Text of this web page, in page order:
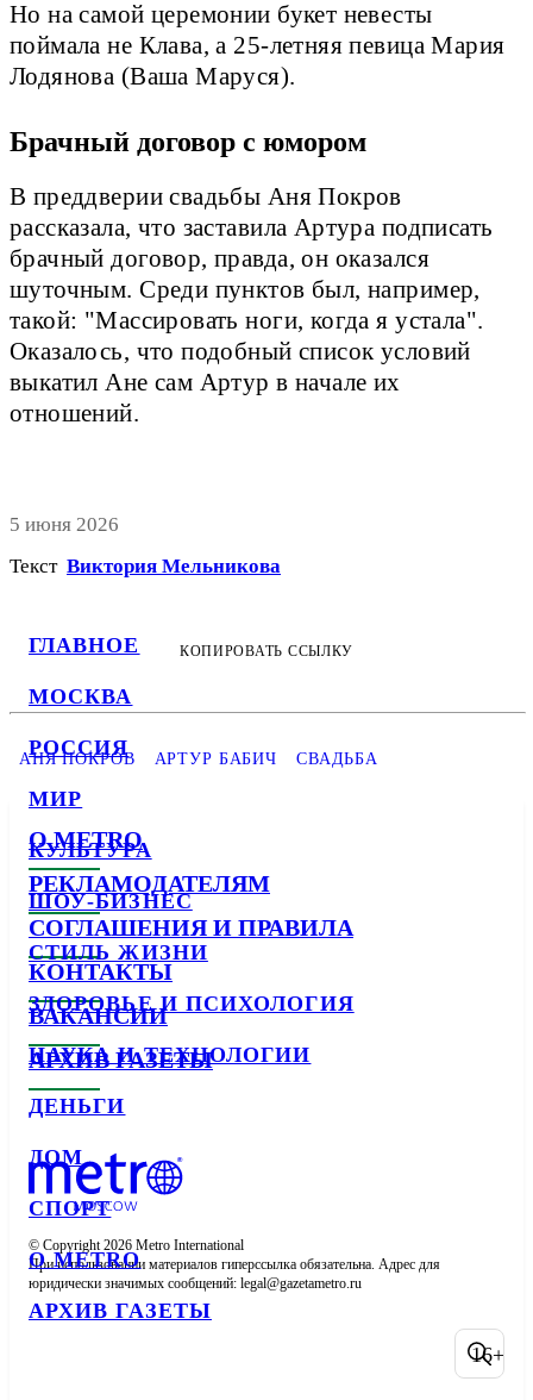
ГЛАВНОЕ
МОСКВА
РОССИЯ
МИР
КУЛЬТУРА
ШОУ-БИЗНЕС
СТИЛЬ ЖИЗНИ
ЗДОРОВЬЕ И ПСИХОЛОГИЯ
НАУКА И ТЕХНОЛОГИИ
ДЕНЬГИ
ДОМ
СПОРТ
О METRO
АРХИВ ГАЗЕТЫ
Но на самой церемонии букет невесты
поймала не Клава, а 25-летняя певица Мария
Лодянова (Ваша Маруся).
Брачный договор с юмором
В преддверии свадьбы Аня Покров
рассказала, что заставила Артура подписать
брачный договор, правда, он оказался
шуточным. Среди пунктов был, например,
такой: "Массировать ноги, когда я устала".
Оказалось, что подобный список условий
выкатил Ане сам Артур в начале их
отношений.
5 июня 2026
Текст Виктория Мельникова
КОПИРОВАТЬ ССЫЛКУ
АНЯ ПОКРОВ АРТУР БАБИЧ СВАДЬБА
О METRO
РЕКЛАМОДАТЕЛЯМ
СОГЛАШЕНИЯ И ПРАВИЛА
КОНТАКТЫ
ВАКАНСИИ
АРХИВ ГАЗЕТЫ
© Copyright 2026 Metro International
При использовании материалов гиперссылка обязательна. Адрес для
юридически значимых сообщений:
16+